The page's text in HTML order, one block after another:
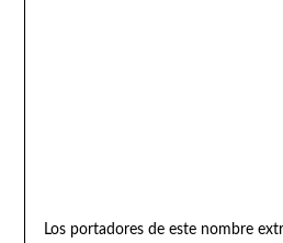
Los portadores de este nombre